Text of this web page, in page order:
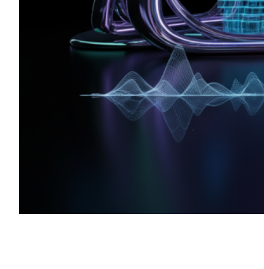
© 2025kunstundki.de
Suchen